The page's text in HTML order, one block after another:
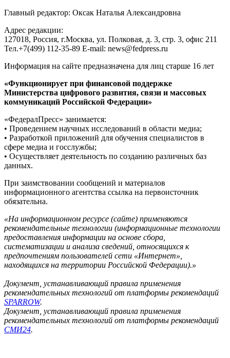
Главный редактор: Оксак Наталья Александровна
Адрес редакции:
127018, Россия, г.Москва, ул. Полковая, д. 3, стр. 3, офис 211
Тел.+7(499) 112-35-89 E-mail: news@fedpress.ru
Информация на сайте предназначена для лиц старше 16 лет
«Функционирует при финансовой поддержке
Министерства цифрового развития, связи и массовых
коммуникаций Российской Федерации»
«ФедералПресс» занимается:
• Проведением научных исследований в области медиа;
• Разработкой приложений для обучения специалистов в
сфере медиа и госслужбы;
• Осуществляет деятельность по созданию различных баз
данных.
При заимствовании сообщений и материалов
информационного агентства ссылка на первоисточник
обязательна.
«На информационном ресурсе (сайте) применяются
рекомендательные технологии (информационные технологии
предоставления информации на основе сбора,
систематизации и анализа сведений, относящихся к
предпочтениям пользователей сети «Интернет»,
находящихся на территории Российской Федерации).»
Документ, устанавливающий правила применения
рекомендательных технологий от платформы рекомендаций
SPARROW.
Документ, устанавливающий правила применения
рекомендательных технологий от платформы рекомендаций
СМИ24.